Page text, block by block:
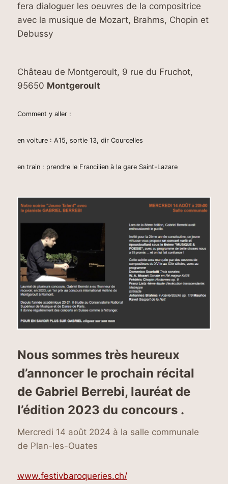
fera dialoguer les oeuvres de la compositrice
avec la musique de Mozart, Brahms, Chopin et
Debussy
Château de Montgeroult, 9 rue du Fruchot,
95650 Montgeroult
Comment y aller :
en voiture : A15, sortie 13, dir Courcelles
en train : prendre le Francilien à la gare Saint-Lazare
Nous sommes très heureux
d’annoncer le prochain récital
de Gabriel Berrebi, lauréat de
l’édition 2023 du concours .
Mercredi 14 août 2024 à la salle communale
de Plan-les-Ouates
www.festivbaroqueries.ch/